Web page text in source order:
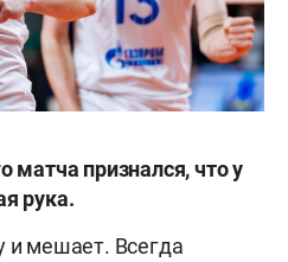
матча признался, что у
рука.
и мешает. Всегда